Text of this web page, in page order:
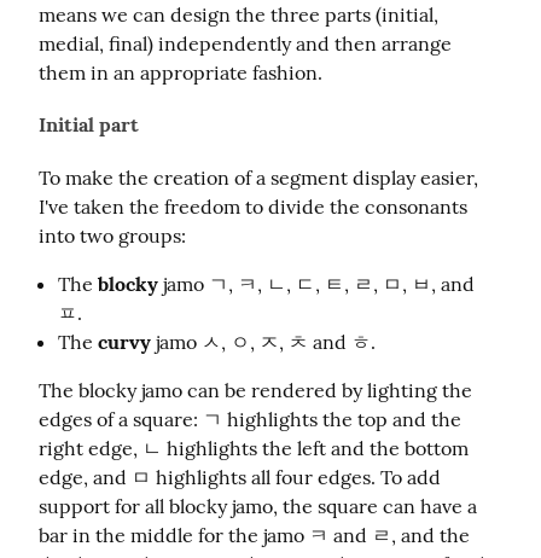
means we can design the three parts (initial,
medial, final) independently and then arrange
them in an appropriate fashion.
Initial part
To make the creation of a segment display easier,
I've taken the freedom to divide the consonants
into two groups:
The blocky jamo ㄱ, ㅋ, ㄴ, ㄷ, ㅌ, ㄹ, ㅁ, ㅂ, and
ㅍ.
The curvy jamo ㅅ, ㅇ, ㅈ, ㅊ and ㅎ.
The blocky jamo can be rendered by lighting the
edges of a square: ㄱ highlights the top and the
right edge, ㄴ highlights the left and the bottom
edge, and ㅁ highlights all four edges. To add
support for all blocky jamo, the square can have a
bar in the middle for the jamo ㅋ and ㄹ, and the